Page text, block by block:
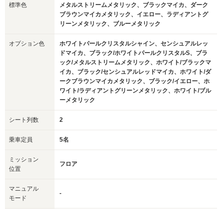
標準色
メタルストリームメタリック、ブラックマイカ、ダーク
ブラウンマイカメタリック、イエロー、ラディアントグ
リーンメタリック、ブルーメタリック
オプション色
ホワイトパールクリスタルシャイン、センシュアルレッ
ドマイカ、ブラック/ホワイトパールクリスタルS、ブラ
ック/メタルストリームメタリック、ホワイト/ブラックマ
イカ、ブラック/センシュアルレッドマイカ、ホワイト/ダ
ークブラウンマイカメタリック、ブラック/イエロー、ホ
ワイト/ラディアントグリーンメタリック、ホワイト/ブル
ーメタリック
シート列数 2
乗車定員 5名
ミッション
位置
フロア
マニュアル
モード
-